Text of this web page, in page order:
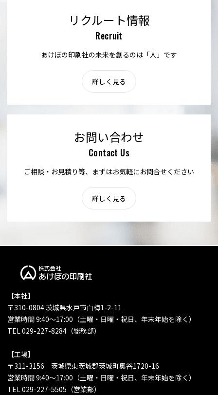
リクルート情報
Recruit
あけぼの印刷社の未来を創るのは「人」です
詳しく見る
お問い合わせ
Contact Us
ご相談・お見積り等、まずはお気軽にお問合せください
詳しく見る
【本社】
〒310-0804 茨城県水戸市白梅1-2-11
営業時間 9:40〜17:00（土曜・日曜・祝日、年末年始を除く）
TEL 029-227-8284（総務部）
【工場】
〒311-3156 茨城県東茨城郡茨城町奥谷1720-16
営業時間 9:40〜17:00（土曜・日曜・祝日、年末年始を除く）
TEL 029-227-5505（営業部）